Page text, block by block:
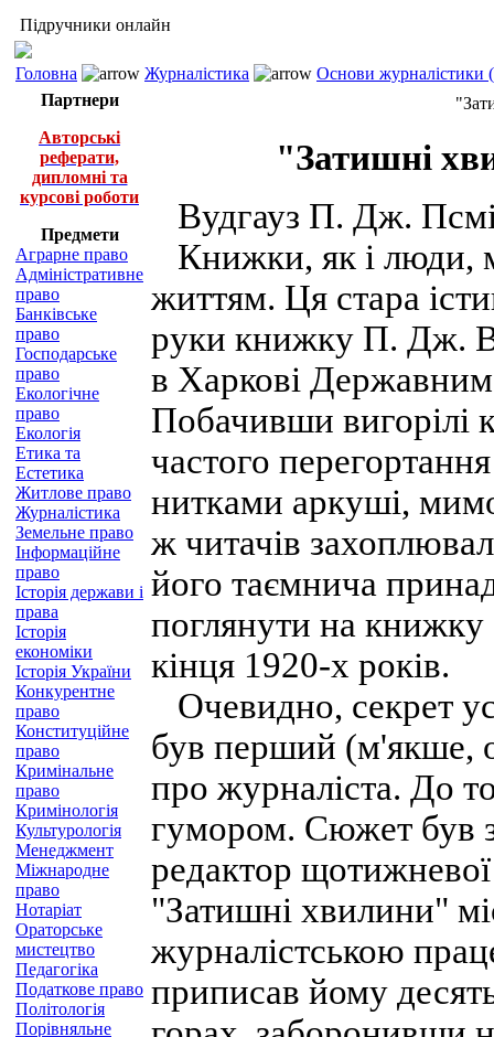
Підручники онлайн
Головна Журналістика
Основи
Партнери
Авторські
реферати,
дипломні та
курсові роботи
Предмети
Аграрне право
Адміністративне
право
Банківське
право
Господарське
право
Екологічне
право
Екологія
Етика та
Естетика
Житлове право
Журналістика
Земельне право
Інформаційне
право
Історія держави і
права
Історія
економіки
Історія України
Конкурентне
право
Конституційне
право
Кримінальне
право
Кримінологія
Культурологія
Менеджмент
Міжнародне
право
Нотаріат
Ораторське
мистецтво
Педагогіка
Податкове право
Політологія
Порівняльне
"Затишні
Вудгауз П. Дж.
Книжки, як і люди,
життям. Ця стара
руки книжку П. Дж.
в Харкові
Побачивши вигорілі
частого
нитками аркуші,
ж читачів
його таємнича
поглянути на книжку
кінця 1920-х років.
Очевидно, секрет
був перший (м'якше,
про журналіста. До
гумором. Сюжет був
редактор щотижневої
"Затишні хвилини"
журналістською
приписав йому